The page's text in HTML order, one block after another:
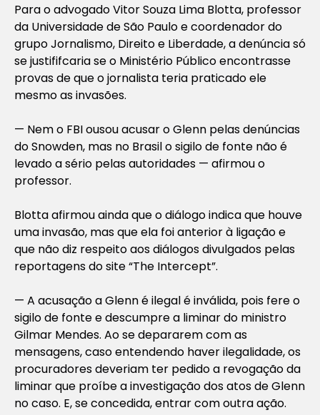
Para o advogado Vitor Souza Lima Blotta, professor
da Universidade de São Paulo e coordenador do
grupo Jornalismo, Direito e Liberdade, a denúncia só
se justififcaria se o Ministério Público encontrasse
provas de que o jornalista teria praticado ele
mesmo as invasões.
— Nem o FBI ousou acusar o Glenn pelas denúncias
do Snowden, mas no Brasil o sigilo de fonte não é
levado a sério pelas autoridades — afirmou o
professor.
Blotta afirmou ainda que o diálogo indica que houve
uma invasão, mas que ela foi anterior à ligação e
que não diz respeito aos diálogos divulgados pelas
reportagens do site “The Intercept”.
— A acusação a Glenn é ilegal é inválida, pois fere o
sigilo de fonte e descumpre a liminar do ministro
Gilmar Mendes. Ao se depararem com as
mensagens, caso entendendo haver ilegalidade, os
procuradores deveriam ter pedido a revogação da
liminar que proíbe a investigação dos atos de Glenn
no caso. E, se concedida, entrar com outra ação.